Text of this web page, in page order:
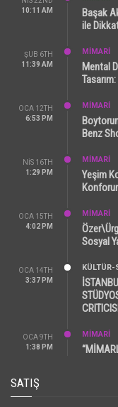
10:11 AM
Başak
ile
ŞUB 6TH
11:39 AM
MİMARİ
Mental
OCA 12TH
6:53 PM
MİMARİ
Benz
NIS 16TH
1:29 PM
MİMARİ
Yeşim
OCA 15TH
4:02 PM
MİMARİ
Sosyal
OCA 14TH
3:37 PM
KÜLTÜR-
OCA 9TH
1:38 PM
MİMARİ
SATIŞ